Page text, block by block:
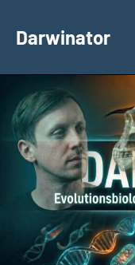
InhaltDarwinator
Evolutionsbiologie